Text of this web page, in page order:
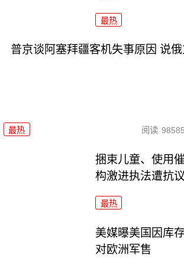
最热
普京谈阿塞拜疆客机失事原因 说
最热 阅读 98585
捆束儿童、使用
构激进执法遭抗议
最热
美媒曝美国因库
对欧洲军售